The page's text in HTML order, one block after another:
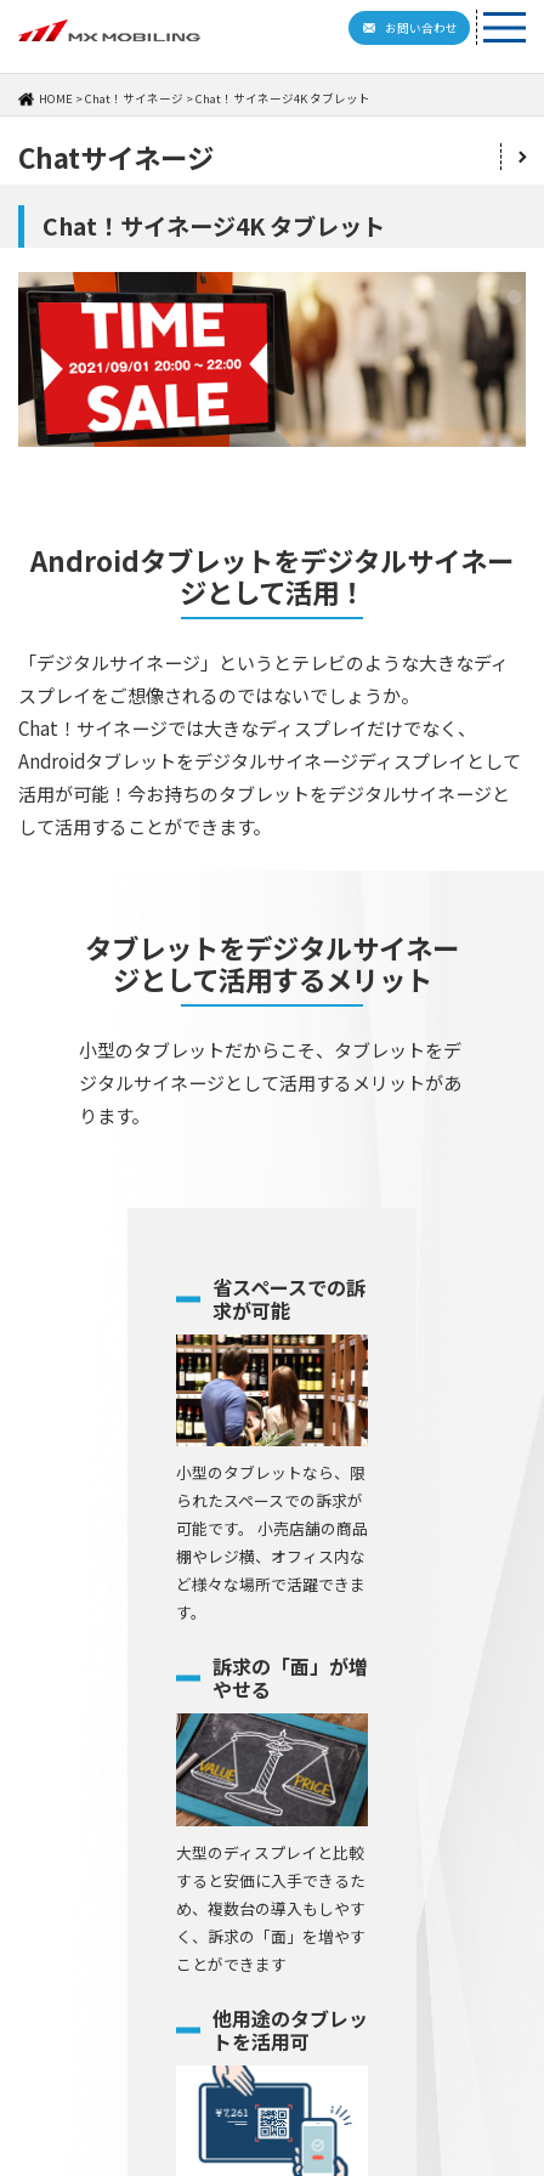
お問い合わせ
HOME Chat！サイネージ Chat！サイネージ4K タブレット
Chatサイネージ
Chat！サイネージ4K タブレット
Androidタブレットをデジタルサイネー
ジとして活用！
「デジタルサイネージ」というとテレビのような大きなディ
スプレイをご想像されるのではないでしょうか。
Chat！サイネージでは大きなディスプレイだけでなく、
Androidタブレットをデジタルサイネージディスプレイとして
活用が可能！今お持ちのタブレットをデジタルサイネージと
して活用することができます。
タブレットをデジタルサイネー
ジとして活用するメリット
小型のタブレットだからこそ、タブレットをデ
ジタルサイネージとして活用するメリットがあ
ります。
省スペースでの訴
求が可能
小型のタブレットなら、限
られたスペースでの訴求が
可能です。 小売店舗の商品
棚やレジ横、オフィス内な
ど様々な場所で活躍できま
す。
訴求の「面」が増
やせる
大型のディスプレイと比較
すると安価に入手できるた
め、複数台の導入もしやす
く、訴求の「面」を増やす
ことができます
他用途のタブレッ
トを活用可